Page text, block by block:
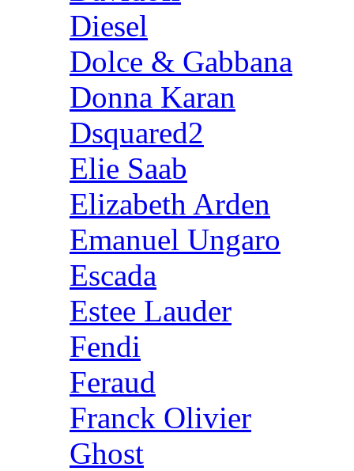
Diesel
Dolce & Gabbana
Donna Karan
Dsquared2
Elie Saab
Elizabeth Arden
Emanuel Ungaro
Escada
Estee Lauder
Fendi
Feraud
Franck Olivier
Ghost